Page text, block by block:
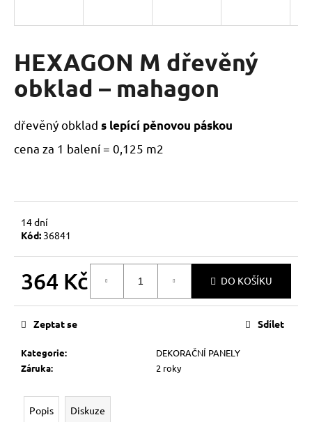
HEXAGON M dřevěný
obklad – mahagon
dřevěný obklad s lepící pěnovou páskou
cena za 1 balení = 0,125 m2
14 dní
Kód: 36841
364 Kč DO KOŠÍKU
Kategorie:
DEKORAČNÍ PANELY
Záruka: 2 roky
Zeptat se Sdílet
Popis Diskuze
í
t
?
D
o
p
u
e
m